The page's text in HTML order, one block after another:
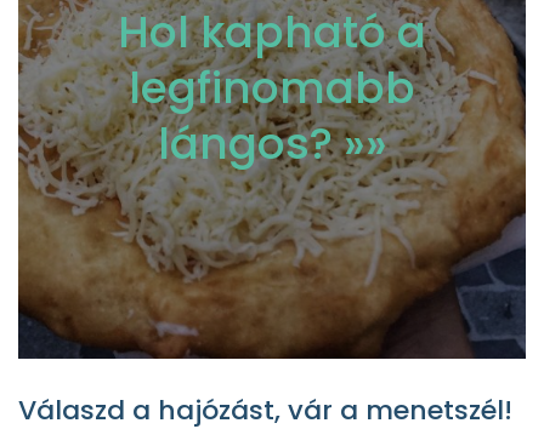
Hol kapható a
legfinomabb
lángos? »»
Válaszd a hajózást, vár a menetszél!